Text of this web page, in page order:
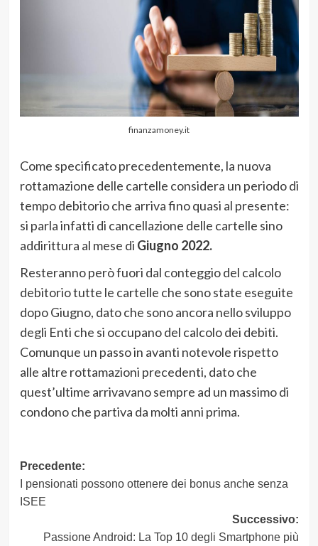
finanzamoney.it
Come specificato precedentemente, la nuova
rottamazione delle cartelle considera un periodo di
tempo debitorio che arriva fino quasi al presente:
si parla infatti di cancellazione delle cartelle sino
addirittura al mese di Giugno 2022.
Resteranno però fuori dal conteggio del calcolo
debitorio tutte le cartelle che sono state eseguite
dopo Giugno, dato che sono ancora nello sviluppo
degli Enti che si occupano del calcolo dei debiti.
Comunque un passo in avanti notevole rispetto
alle altre rottamazioni precedenti, dato che
quest’ultime arrivavano sempre ad un massimo di
condono che partiva da molti anni prima.
Navigazione
articolo
Precedente:
I pensionati possono ottenere dei bonus anche senza
ISEE
Successivo:
Passione Android: La Top 10 degli Smartphone più